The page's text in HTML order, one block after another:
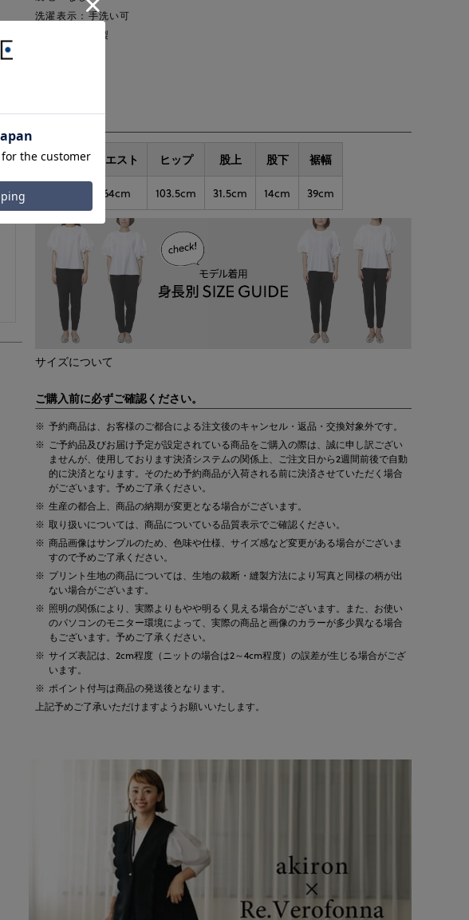
洗濯表示：手洗い可
原産国：日本製
サイズ ウエスト ヒップ 股上 股下
裾幅
64cm 103.5cm 31.5cm 14cm 39cm
サイズについて
ご購入前に必ずご確認ください。
予約商品は、お客様のご都合による注文後のキャンセル・返品・交換対象外です。
ご予約品及びお届け予定が設定されている商品をご購入の際は、誠に申し訳ござい
ませんが、使用しております決済システムの関係上、ご注文日から2週間前後で自動
的に決済となります。そのため予約商品が入荷される前に決済させていただく場合
がございます。予めご了承ください。
生産の都合上、商品の納期が変更となる場合がございます。
取り扱いについては、商品についている品質表示でご確認ください。
商品画像はサンプルのため、色味や仕様、サイズ感など変更がある場合がございま
すので予めご了承ください。
プリント生地の商品については、生地の裁断・縫製方法により写真と同様の柄が出
ない場合がございます。
照明の関係により、実際よりもやや明るく見える場合がございます。また、お使い
のパソコンのモニター環境によって、実際の商品と画像のカラーが多少異なる場合
もございます。予めご了承ください。
サイズ表記は、2cm程度（ニットの場合は2～4cm程度）の誤差が生じる場合がござ
います。
ポイント付与は商品の発送後となります。
上記予めご了承いただけますようお願いいたします。